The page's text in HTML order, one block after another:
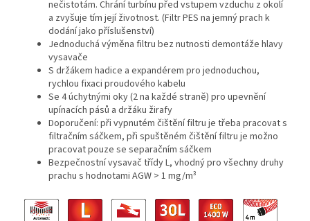
nečistotám. Chrání turbínu před vstupem vzduchu z okolí
a zvyšuje tím její životnost. (Filtr PES na jemný prach k
dodání jako příslušenství)
Jednoduchá výměna filtru bez nutnosti demontáže hlavy
vysavače
S držákem hadice a expandérem pro jednoduchou,
rychlou fixaci proudového kabelu
Se 4 úchytnými oky (2 na každé straně) pro upevnění
upínacích pásů a držáku žirafy
Doporučení: při vypnutém čištění filtru je třeba pracovat s
filtračním sáčkem, při spuštěném čištění filtru je možno
pracovat pouze se separačním sáčkem
Bezpečnostní vysavač třídy L, vhodný pro všechny druhy
prachu s hodnotami AGW > 1 mg/m³